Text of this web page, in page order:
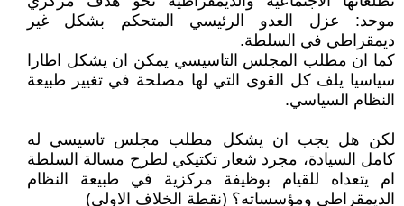
موحد: عزل العدو الرئيسي المتحكم بشكل غير
ديمقراطي في السلطة.
كما ان مطلب المجلس التاسيسي يمكن ان يشكل اطارا
سياسيا يلف كل القوى التي لها مصلحة في تغيير طبيعة
النظام السياسي.
لكن هل يجب ان يشكل مطلب مجلس تاسيسي له
كامل السيادة، مجرد شعار تكتيكي لطرح مسالة السلطة
ام يتعداه للقيام بوظيفة مركزية في طبيعة النظام
الديمقراطي ومؤسساته؟ (نقطة الخلاف الاولى)